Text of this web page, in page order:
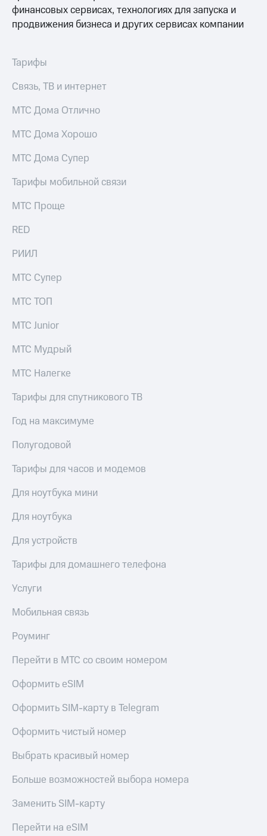
финансовых сервисах, технологиях для запуска и
продвижения бизнеса и других сервисах компании
Тарифы
Связь, ТВ и интернет
МТС Дома Отлично
МТС Дома Хорошо
МТС Дома Супер
Тарифы мобильной связи
МТС Проще
RED
РИИЛ
МТС Супер
МТС ТОП
МТС Junior
МТС Мудрый
МТС Налегке
Тарифы для спутникового ТВ
Год на максимуме
Полугодовой
Тарифы для часов и модемов
Для ноутбука мини
Для ноутбука
Для устройств
Тарифы для домашнего телефона
Услуги
Мобильная связь
Роуминг
Перейти в МТС со своим номером
Оформить eSIM
Оформить SIM-карту в Telegram
Оформить чистый номер
Выбрать красивый номер
Больше возможностей выбора номера
Заменить SIM-карту
Перейти на eSIM